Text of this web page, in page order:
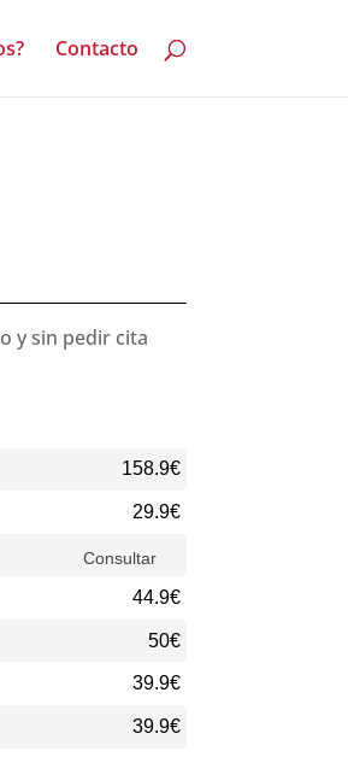
Contacto
y sin pedir cita
158.9€
29.9€
Consultar
44.9€
50€
39.9€
39.9€